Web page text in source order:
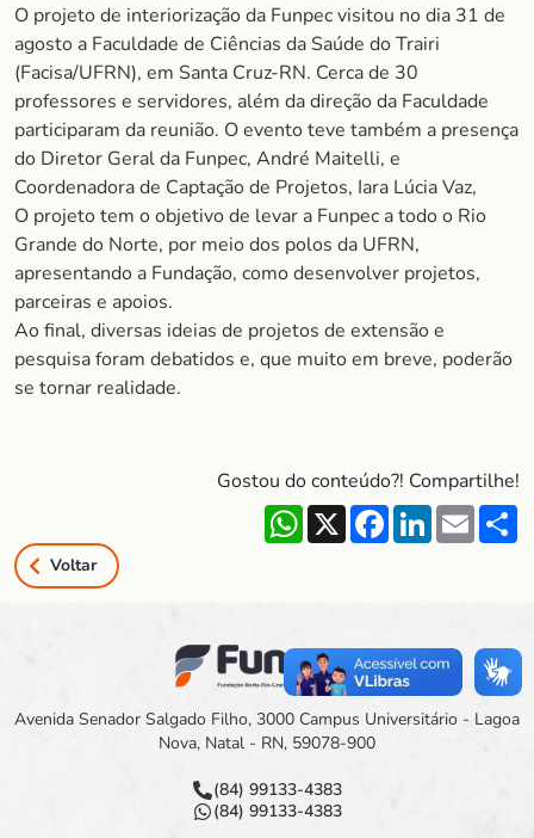
O projeto de interiorização da Funpec visitou no dia 31 de
agosto a Faculdade de Ciências da Saúde do Trairi
(Facisa/UFRN), em Santa Cruz-RN. Cerca de 30
professores e servidores, além da direção da Faculdade
participaram da reunião. O evento teve também a presença
do Diretor Geral da Funpec, André Maitelli, e
Coordenadora de Captação de Projetos, Iara Lúcia Vaz,
O projeto tem o objetivo de levar a Funpec a todo o Rio
Grande do Norte, por meio dos polos da UFRN,
apresentando a Fundação, como desenvolver projetos,
parceiras e apoios.
Ao final, diversas ideias de projetos de extensão e
pesquisa foram debatidos e, que muito em breve, poderão
se tornar realidade.
Gostou do conteúdo?! Compartilhe!
WhatsApp
X FacebookLinkedIn
Email
Voltar
Avenida Senador Salgado Filho, 3000 Campus Universitário - Lagoa
Nova, Natal - RN, 59078-900
(84) 99133-4383
(84) 99133-4383